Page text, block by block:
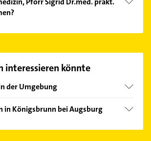
Bereich auswählen. Hier
interessieren könnte
der Umgebung
in Königsbrunn bei Augsburg